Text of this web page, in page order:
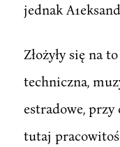
jednak
Złożyły się na
techniczna,
estradowe, przy
tutaj